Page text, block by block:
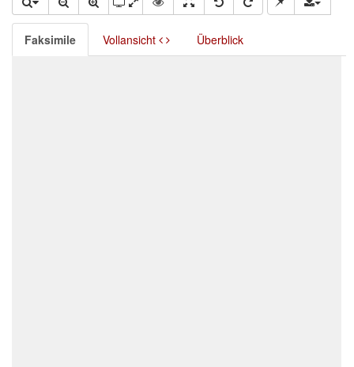
Faksimile Vollansicht Überblick